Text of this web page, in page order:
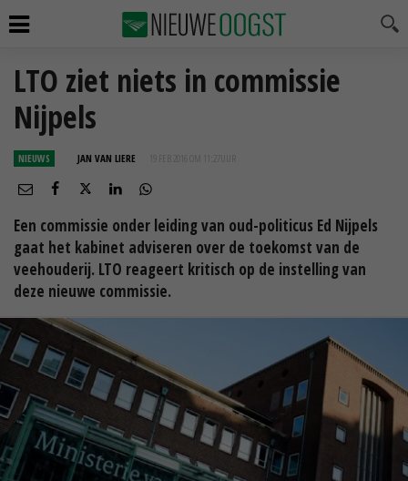
LTO ziet niets in commissie
Nijpels
NIEUWS JAN VAN LIERE 19 FEB 2016 OM 11:27
Een commissie onder leiding van oud-politicus Ed Nijpels
gaat het kabinet adviseren over de toekomst van de
veehouderij. LTO reageert kritisch op de instelling van
deze nieuwe commissie.